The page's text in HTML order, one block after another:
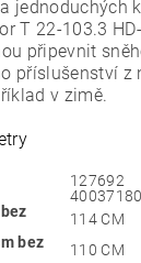
jednoduchých
T 22-103.3
připevnit
příslušenství z
v zimě.
127692
114 CM
bez
110 CM